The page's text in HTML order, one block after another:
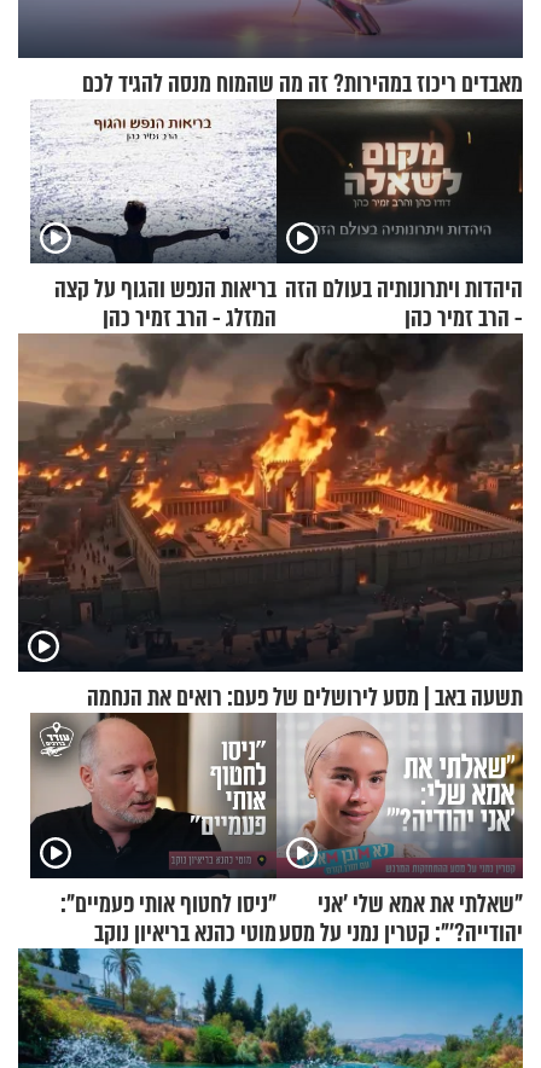
מאבדים ריכוז במהירות? זה מה שהמוח מנסה להגיד לכם
היהדות ויתרונותיה בעולם הזה
- הרב זמיר כהן
בריאות הנפש והגוף על קצה
המזלג - הרב זמיר כהן
תשעה באב | מסע לירושלים של פעם: רואים את הנחמה
"שאלתי את אמא שלי 'אני
יהודייה?'": קטרין נמני על מסע
ההתחזקות המרגש
"ניסו לחטוף אותי פעמיים":
מוטי כהנא בריאיון נוקב